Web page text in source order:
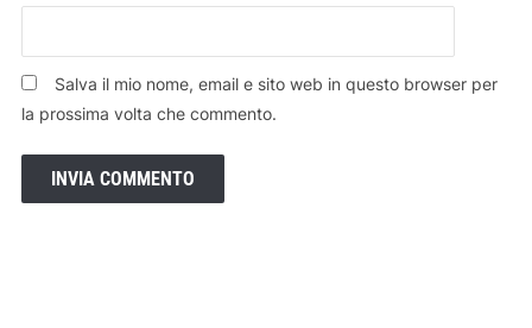
Salva il mio nome, email e sito web in questo browser per
la prossima volta che commento.